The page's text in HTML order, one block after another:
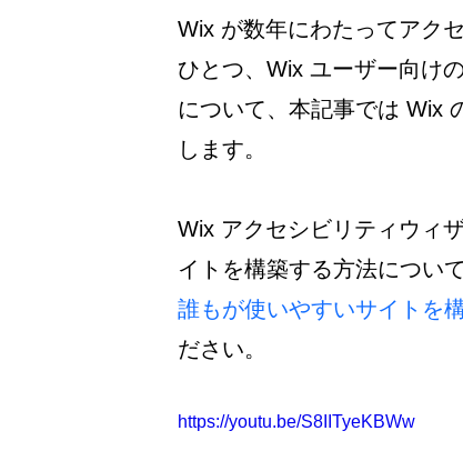
Wix が数年にわたってアク
ひとつ、Wix ユーザー向け
について、本記事では Wix
します。
Wix アクセシビリティウィ
イトを構築する方法につい
誰もが使いやすいサイトを
ださい。
https://youtu.be/S8IITyeKBWw